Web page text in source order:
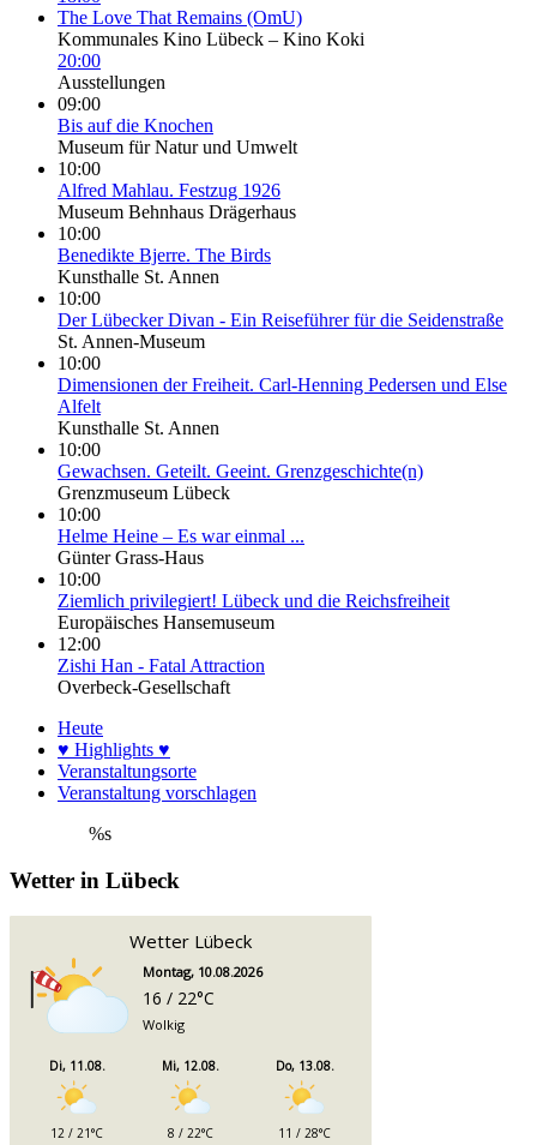
The Love That Remains (OmU)
Kommunales Kino Lübeck – Kino Koki
20:00
Ausstellungen
09:00
Bis auf die Knochen
Museum für Natur und Umwelt
10:00
Alfred Mahlau. Festzug 1926
Museum Behnhaus Drägerhaus
10:00
Benedikte Bjerre. The Birds
Kunsthalle St. Annen
10:00
Der Lübecker Divan - Ein Reiseführer für die Seidenstraße
St. Annen-Museum
10:00
Dimensionen der Freiheit. Carl-Henning Pedersen und Else
Alfelt
Kunsthalle St. Annen
10:00
Gewachsen. Geteilt. Geeint. Grenzgeschichte(n)
Grenzmuseum Lübeck
10:00
Helme Heine – Es war einmal ...
Günter Grass-Haus
10:00
Ziemlich privilegiert! Lübeck und die Reichsfreiheit
Europäisches Hansemuseum
12:00
Zishi Han - Fatal Attraction
Overbeck-Gesellschaft
Heute
♥ Highlights ♥
Veranstaltungsorte
Veranstaltung vorschlagen
%s
Wetter in Lübeck
Wetter Lübeck
Montag, 10.08.2026
16 / 22°C
Wolkig
Di, 11.08.
12 / 21°C
Mi, 12.08.
8 / 22°C
Do, 13.08.
11 / 28°C